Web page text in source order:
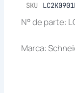
SKU
N° de parte:
Marca: